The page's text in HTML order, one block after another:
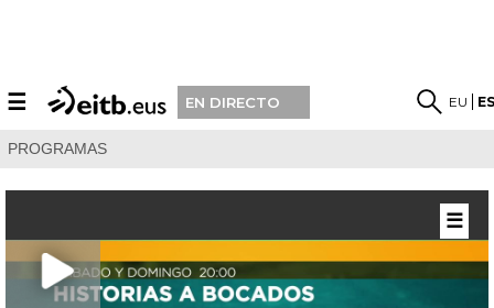
☰ EN DIRECTO EU
PROGRAMAS
☰